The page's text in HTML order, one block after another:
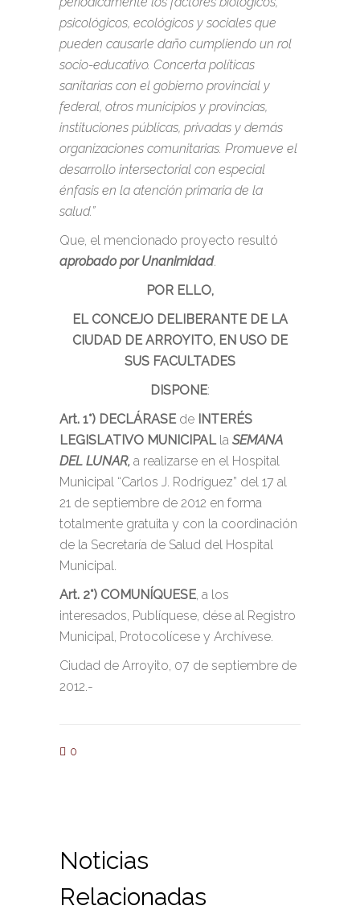
psicológicos, ecológicos y sociales que
pueden causarle daño cumpliendo un rol
socio-educativo. Concerta políticas
sanitarias con el gobierno provincial y
federal, otros municipios y provincias,
instituciones públicas, privadas y demás
organizaciones comunitarias. Promueve el
desarrollo intersectorial con especial
énfasis en la atención primaria de la
salud.”
Que, el mencionado proyecto resultó
aprobado por Unanimidad.
POR ELLO,
EL CONCEJO DELIBERANTE DE LA
CIUDAD DE ARROYITO, EN USO DE
SUS FACULTADES
DISPONE:
Art. 1°) DECLÁRASE de INTERÉS
LEGISLATIVO MUNICIPAL la SEMANA
DEL LUNAR, a realizarse en el Hospital
Municipal “Carlos J. Rodríguez” del 17 al
21 de septiembre de 2012 en forma
totalmente gratuita y con la coordinación
de la Secretaría de Salud del Hospital
Municipal.
Art. 2°) COMUNÍQUESE, a los
interesados, Publíquese, dése al Registro
Municipal, Protocolícese y Archívese.
Ciudad de Arroyito, 07 de septiembre de
2012.-
0
Noticias
Relacionadas